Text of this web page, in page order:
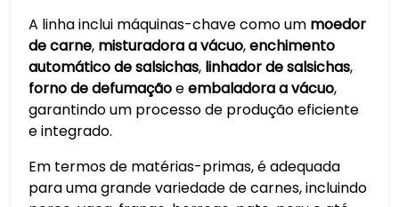
A linha inclui máquinas-chave como um moedor
de carne, misturadora a vácuo,enchimento
automático de salsichas, linhador de salsichas,
forno de defumaçãoeembaladora a vácuo,
garantindo um processo de produção eficiente
e integrado.
Em termos de matérias-primas, é adequada
para uma grande variedade de carnes, incluindo